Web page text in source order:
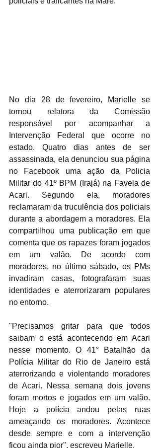
No dia 28 de fevereiro, Marielle se
tornou relatora da Comissão
responsável por acompanhar a
Intervenção Federal que ocorre no
estado. Quatro dias antes de ser
assassinada, ela denunciou sua página
no Facebook uma ação da Policia
Militar do 41º BPM (Irajá) na Favela de
Acari. Segundo ela, moradores
reclamaram da truculência dos policiais
durante a abordagem a moradores. Ela
compartilhou uma publicação em que
comenta que os rapazes foram jogados
em um valão. De acordo com
moradores, no último sábado, os PMs
invadiram casas, fotografaram suas
identidades e aterrorizaram populares
no entorno.
"Precisamos gritar para que todos
saibam o está acontecendo em Acari
nesse momento. O 41° Batalhão da
Polícia Militar do Rio de Janeiro está
aterrorizando e violentando moradores
de Acari. Nessa semana dois jovens
foram mortos e jogados em um valão.
Hoje a polícia andou pelas ruas
ameaçando os moradores. Acontece
desde sempre e com a intervenção
ficou ainda pior", escreveu Marielle.